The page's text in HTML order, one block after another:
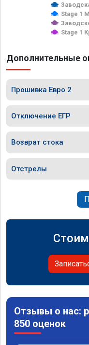
Stage 1
Stage 1
Дополнительные
Прошивка Евро 2
Отключение ЕГР
Возврат стока
Отстрелы
Отзывы о нас:
850 оценок